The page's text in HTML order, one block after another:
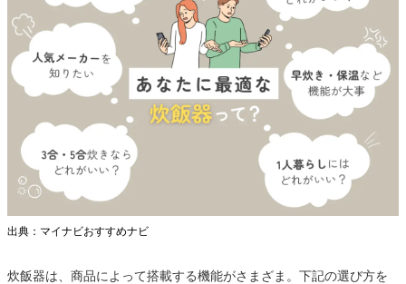
出典：マイナビおすすめナビ
炊飯器は、商品によって搭載する機能がさまざま。下記の選び方を